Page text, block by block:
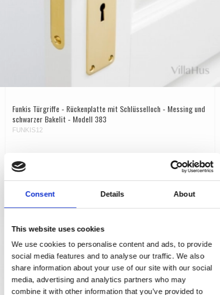
Consent Details About
This website uses cookies
We use cookies to personalise content and ads, to provide
social media features and to analyse our traffic. We also
share information about your use of our site with our social
media, advertising and analytics partners who may
combine it with other information that you’ve provided to
Funkis Türgriffe - Rückenplatte mit Schlüsselloch - Messing und
schwarzer Bakelit - Modell 383
FUNKIS12
208,00 €
PRODUKT ANZEIGEN